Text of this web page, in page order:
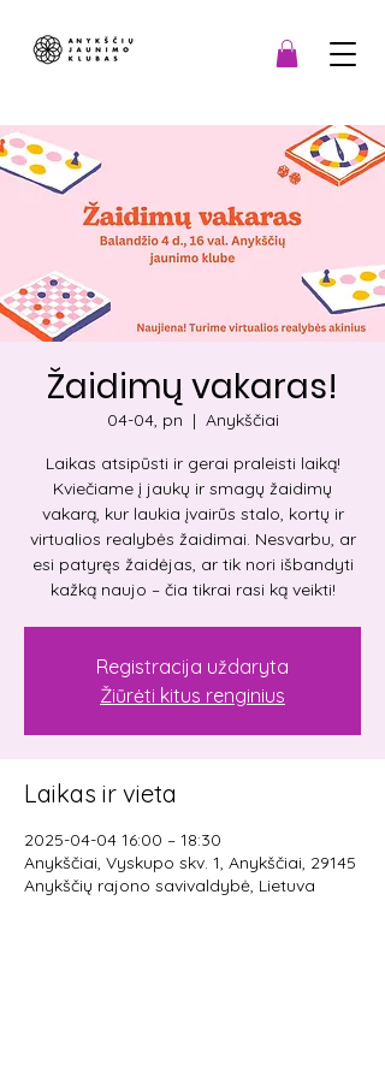
Žaidimų vakaras!
04-04, pn
  |
Anykščiai
Laikas atsipūsti ir gerai praleisti laiką!
Kviečiame į jaukų ir smagų žaidimų
vakarą, kur laukia įvairūs stalo, kortų ir
virtualios realybės žaidimai. Nesvarbu, ar
esi patyręs žaidėjas, ar tik nori išbandyti
kažką naujo – čia tikrai rasi ką veikti!
Registracija uždaryta
Žiūrėti kitus renginius
Laikas ir vieta
2025-04-04 16:00 – 18:30
Anykščiai, Vyskupo skv. 1, Anykščiai, 29145
Anykščių rajono savivaldybė, Lietuva